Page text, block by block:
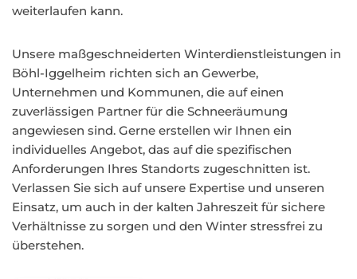
weiterlaufen kann.
Unsere maßgeschneiderten Winterdienstleistungen in
Böhl-Iggelheim richten sich an Gewerbe,
Unternehmen und Kommunen, die auf einen
zuverlässigen Partner für die Schneeräumung
angewiesen sind. Gerne erstellen wir Ihnen ein
individuelles Angebot, das auf die spezifischen
Anforderungen Ihres Standorts zugeschnitten ist.
Verlassen Sie sich auf unsere Expertise und unseren
Einsatz, um auch in der kalten Jahreszeit für sichere
Verhältnisse zu sorgen und den Winter stressfrei zu
überstehen.